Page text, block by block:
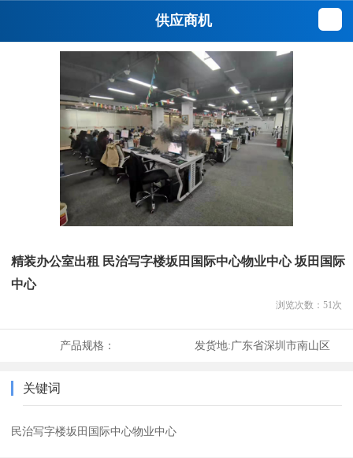
供应商机
精装办公室出租 民治写字楼坂田国际中心物业中心 坂田国际
中心
浏览次数： 51 次
产品规格： 发货地:广东省深圳市南山区
关键词
民治写字楼坂田国际中心物业中心